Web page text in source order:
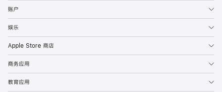
账户
娱乐
Apple Store 商店
商务应用
教育应用